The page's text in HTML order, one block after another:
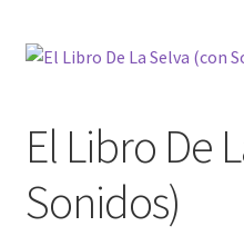
libros
nosotros
novedades
El Libro De
Sonidos)